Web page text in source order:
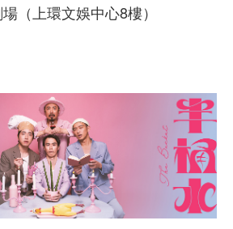
（上環文娛中心8樓）